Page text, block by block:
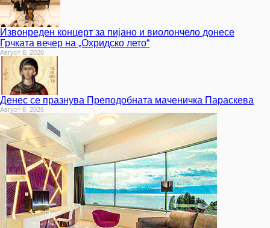
Извонреден концерт за пијано и виолончело донесе
Грчката вечер на „Охридско лето“
Август 8, 2026
Денес се празнува Преподобната маченичка Параскева
Август 8, 2026